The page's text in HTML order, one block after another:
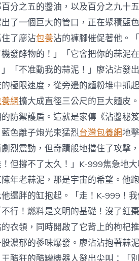
分之五的醬油，以及百分之九十
了一個巨大的管口，正在聚積藍
了廖沾包養沾的褲腳催促著他。
發酵物的！」「它會把你的蒜泥
「不准動我的蒜泥！」廖沾沾發
極限速度，從旁邊的麵粉堆中抓
網擴大成直徑三公尺的巨大麵皮
防禦護盾。這就是家傳《沾醬秘
色離子炮光束猛烈台灣包養網地
烈震動，但奇蹟般地擋住了攻擊
！但撐不了太久！」K-999焦急地
年老蒜泥，那是宇宙的希望。他
還胖的缸抱起。「走！K-999！
行！燃料是文明的基礎！沒了紅
衣領，同時開啟了它背上的枸杞
濃郁的蔘味爆發。廖沾沾抱著蒜
醋狂的醋罐機器人發出尖叫：「